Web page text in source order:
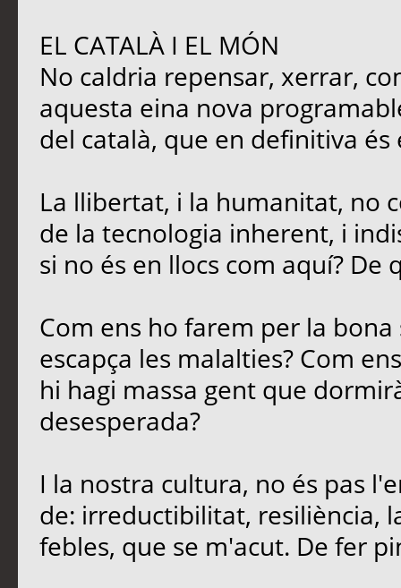
EL CATALÀ I EL MÓN
No caldria repensar, xerrar,
aquesta eina nova
del català, que en definitiva
La llibertat, i la humanitat, no
de la tecnologia inherent, i
si no és en llocs com aquí? De
Com ens ho farem per la
escapça les malalties? Com
hi hagi massa gent que
desesperada?
I la nostra cultura, no és pas
de: irreductibilitat, resiliència,
febles, que se m'acut. De fer